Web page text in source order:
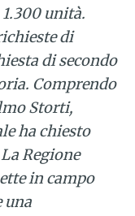
unità.
di
di secondo
Comprendo
Storti,
ha chiesto
Regione
in campo
una